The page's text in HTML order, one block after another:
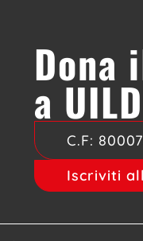
Dona
a
C.F:
Iscriviti